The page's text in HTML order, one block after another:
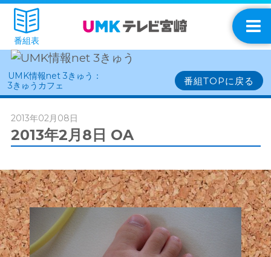
番組表
UMK情報net 3きゅう：
3きゅうカフェ
番組TOPに戻る
2013年02月08日
2013年2月8日 OA